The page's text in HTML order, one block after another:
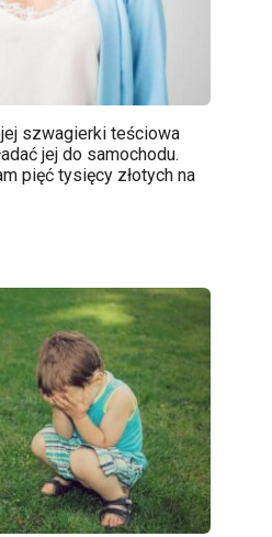
szwagierki teściowa
jej do samochodu.
pięć tysięcy złotych na